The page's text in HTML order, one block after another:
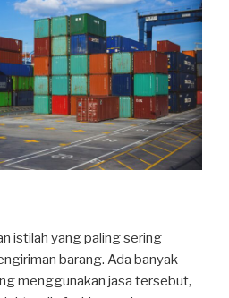
istilah yang paling sering
barang. Ada banyak
menggunakan jasa tersebut,